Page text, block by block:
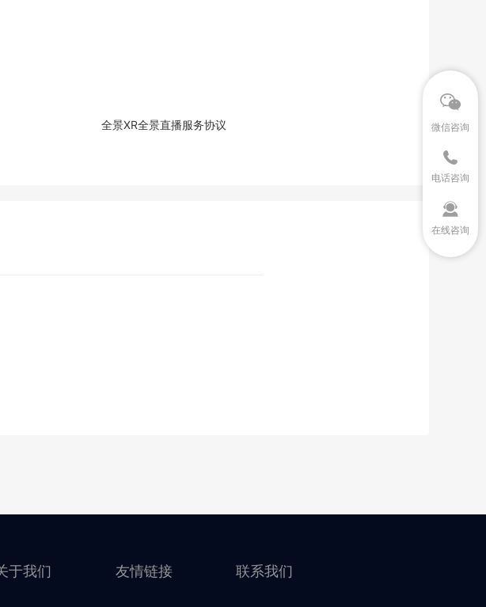
全景XR全景直播服务协议
于我们 友情链接 联系我们
微信咨询
电话咨询
在线咨询